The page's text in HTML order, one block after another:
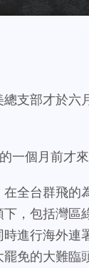
支部才於
一個月前才
全台群飛的
，包括灣
進行海外
免的大難臨